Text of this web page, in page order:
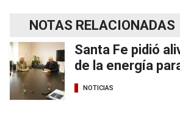
NOTAS RELACIONADAS
Santa Fe pidió
de la energía
NOTICIAS